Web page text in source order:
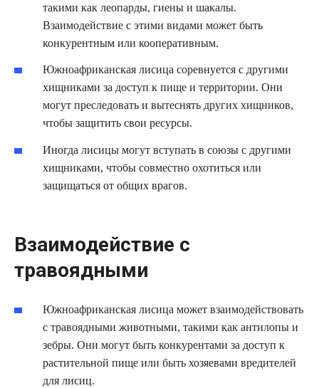
такими как леопарды, гиены и шакалы.
Взаимодействие с этими видами может быть
конкурентным или кооперативным.
Южноафриканская лисица соревнуется с другими
хищниками за доступ к пище и территории. Они
могут преследовать и вытеснять других хищников,
чтобы защитить свои ресурсы.
Иногда лисицы могут вступать в союзы с другими
хищниками, чтобы совместно охотиться или
защищаться от общих врагов.
Взаимодействие с
травоядными
Южноафриканская лисица может взаимодействовать
с травоядными животными, такими как антилопы и
зебры. Они могут быть конкурентами за доступ к
растительной пище или быть хозяевами вредителей
для лисиц.